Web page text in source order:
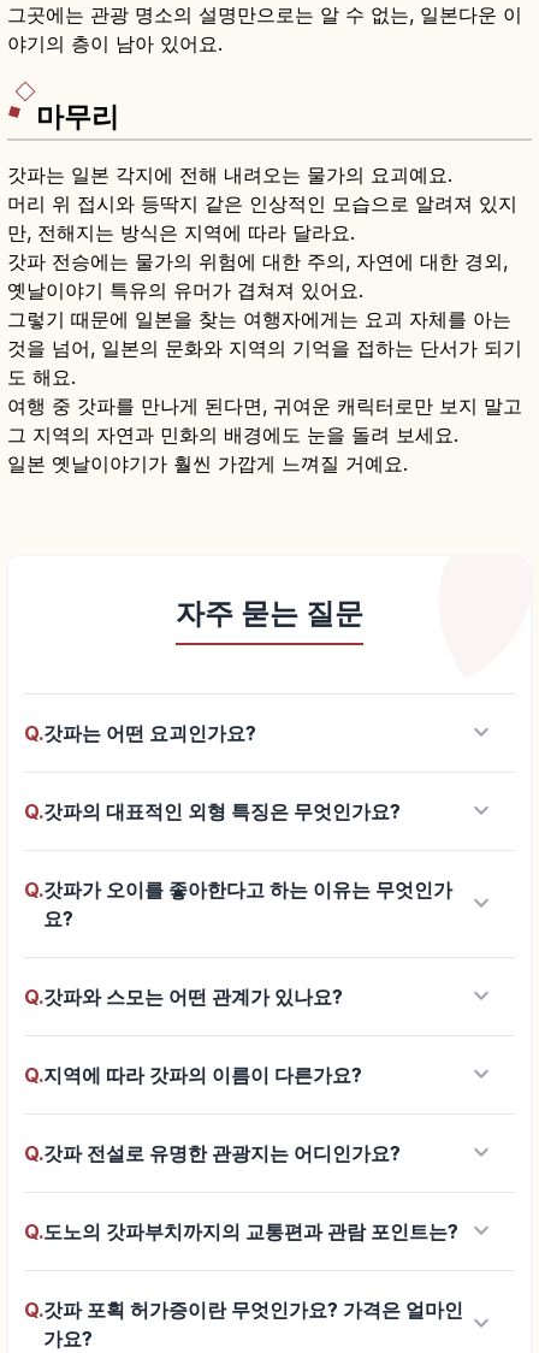
그곳에는 관광 명소의 설명만으로는 알 수 없는, 일본다운 이
야기의 층이 남아 있어요.
마무리
갓파는 일본 각지에 전해 내려오는 물가의 요괴예요.
머리 위 접시와 등딱지 같은 인상적인 모습으로 알려져 있지
만, 전해지는 방식은 지역에 따라 달라요.
갓파 전승에는 물가의 위험에 대한 주의, 자연에 대한 경외,
옛날이야기 특유의 유머가 겹쳐져 있어요.
그렇기 때문에 일본을 찾는 여행자에게는 요괴 자체를 아는
것을 넘어, 일본의 문화와 지역의 기억을 접하는 단서가 되기
도 해요.
여행 중 갓파를 만나게 된다면, 귀여운 캐릭터로만 보지 말고
그 지역의 자연과 민화의 배경에도 눈을 돌려 보세요.
일본 옛날이야기가 훨씬 가깝게 느껴질 거예요.
자주 묻는 질문
Q.갓파는 어떤 요괴인가요? keyboard_arrow_down
Q.갓파의 대표적인 외형 특징은 무엇인가요? keyboard_arrow_down
Q.갓파가 오이를 좋아한다고 하는 이유는 무엇인가
요?
keyboard_arrow_down
Q.갓파와 스모는 어떤 관계가 있나요? keyboard_arrow_down
Q.지역에 따라 갓파의 이름이 다른가요? keyboard_arrow_down
Q.갓파 전설로 유명한 관광지는 어디인가요? keyboard_arrow_down
Q.도노의 갓파부치까지의 교통편과 관람 포인트는? keyboard_arrow_down
Q.갓파 포획 허가증이란 무엇인가요? 가격은 얼마인
가요?
keyboard_arrow_down